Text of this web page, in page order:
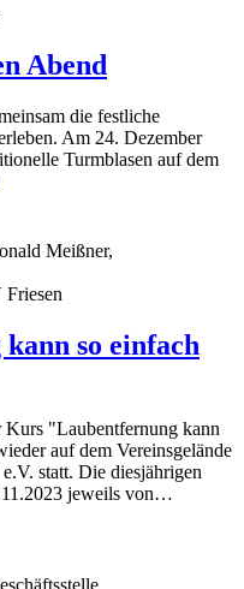
Abend
die festliche
Am 24. Dezember
Turmblasen auf dem
Meißner,
Friesen
so einfach
Kurs "Laubentfernung kann
auf dem Vereinsgelände
statt. Die diesjährigen
jeweils von…